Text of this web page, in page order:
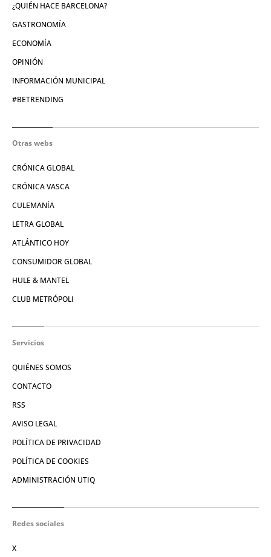
¿QUIÉN HACE BARCELONA?
GASTRONOMÍA
ECONOMÍA
OPINIÓN
INFORMACIÓN MUNICIPAL
#BETRENDING
Otras webs
CRÓNICA GLOBAL
CRÓNICA VASCA
CULEMANÍA
LETRA GLOBAL
ATLÁNTICO HOY
CONSUMIDOR GLOBAL
HULE & MANTEL
CLUB METRÓPOLI
Servicios
QUIÉNES SOMOS
CONTACTO
RSS
AVISO LEGAL
POLÍTICA DE PRIVACIDAD
POLÍTICA DE COOKIES
ADMINISTRACIÓN UTIQ
Redes sociales
X